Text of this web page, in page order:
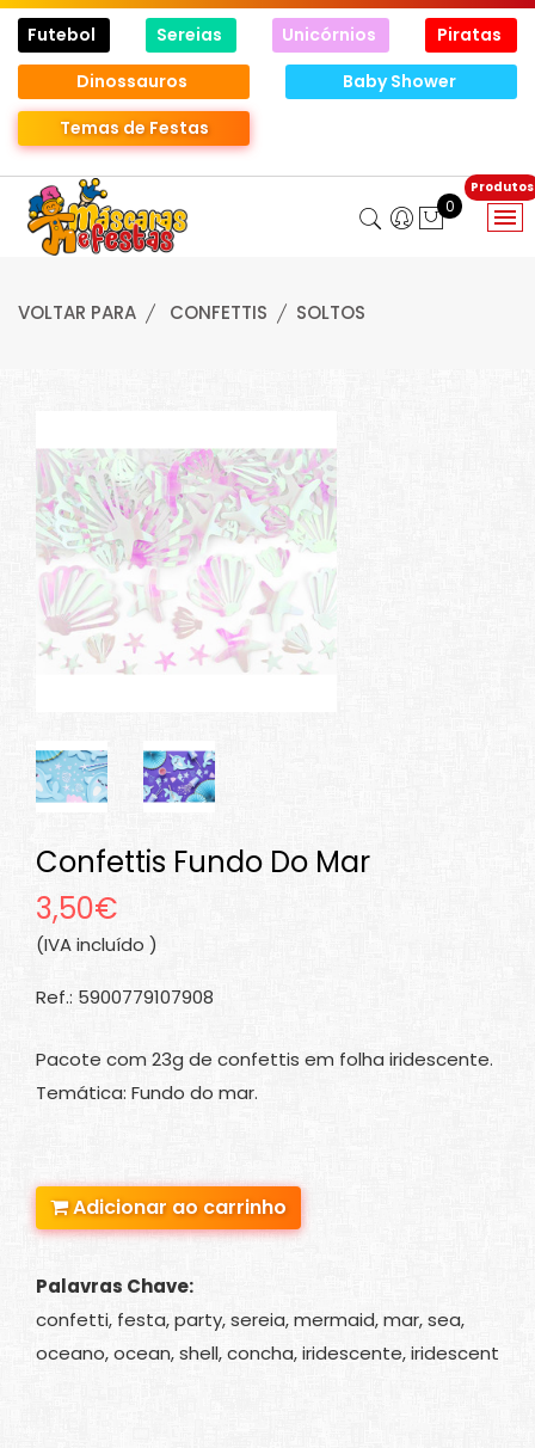
Futebol Sereias Unicórnios
Piratas
Dinossauros
Baby Shower
Temas de Festas
0
VOLTAR PARA CONFETTIS SOLTOS
Confettis Fundo Do Mar
3,50€
(IVA incluído )
Ref.: 5900779107908
Pacote com 23g de confettis em folha iridescente.
Temática: Fundo do mar.
Adicionar ao carrinho
Palavras Chave:
confetti, festa, party, sereia, mermaid, mar, sea,
oceano, ocean, shell, concha, iridescente, iridescent